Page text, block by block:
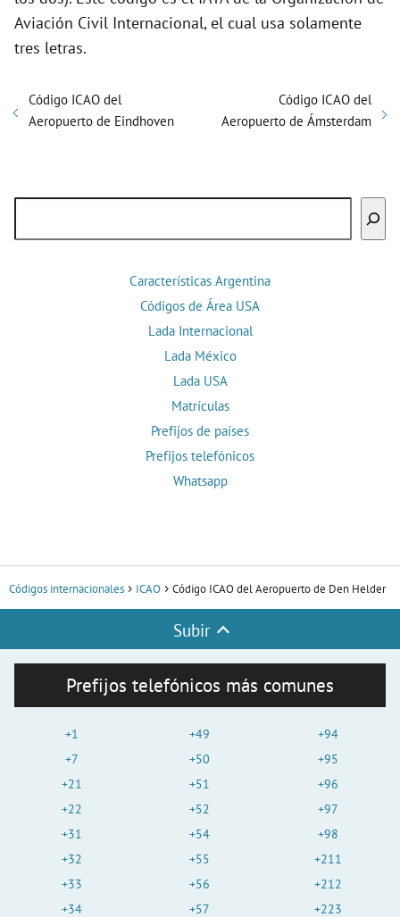
Aviación Civil Internacional, el cual usa solamente
tres letras.
Código ICAO del
Aeropuerto de Eindhoven
Código ICAO del
Aeropuerto de Ámsterdam
Características Argentina
Códigos de Área USA
Lada Internacional
Lada México
Lada USA
Matrículas
Prefijos de países
Prefijos telefónicos
Whatsapp
Códigos internacionales ICAO Código ICAO del Aeropuerto de Den Helder
Subir
Prefijos telefónicos más comunes
+1
+7
+21
+22
+31
+32
+33
+34
+49
+50
+51
+52
+54
+55
+56
+57
+94
+95
+96
+97
+98
+211
+212
+223